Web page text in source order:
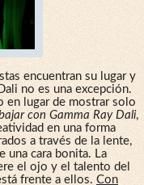
encuentran su lugar y
no es una excepción.
en lugar de mostrar solo
con Gamma Ray Dali,
en una forma
a través de la lente,
una cara bonita. La
el ojo y el talento del
frente a ellos. Con